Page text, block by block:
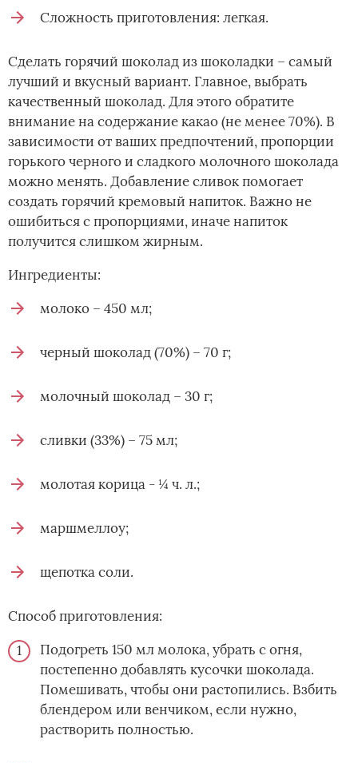
Сложность приготовления: легкая.
Сделать горячий шоколад из шоколадки – самый
лучший и вкусный вариант. Главное, выбрать
качественный шоколад. Для этого обратите
внимание на содержание какао (не менее 70%). В
зависимости от ваших предпочтений, пропорции
горького черного и сладкого молочного шоколада
можно менять. Добавление сливок помогает
создать горячий кремовый напиток. Важно не
ошибиться с пропорциями, иначе напиток
получится слишком жирным.
Ингредиенты:
молоко – 450 мл;
черный шоколад (70%) – 70 г;
молочный шоколад – 30 г;
сливки (33%) – 75 мл;
молотая корица - ¼ ч. л.;
маршмеллоу;
щепотка соли.
Способ приготовления:
Подогреть 150 мл молока, убрать с огня,
постепенно добавлять кусочки шоколада.
Помешивать, чтобы они растопились. Взбить
блендером или венчиком, если нужно,
растворить полностью.